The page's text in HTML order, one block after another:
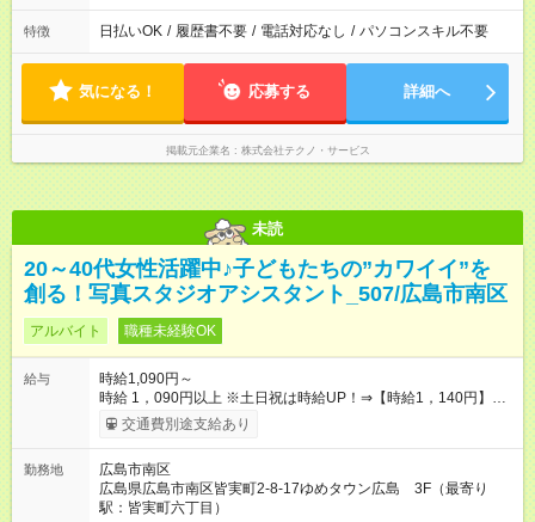
特徴 日払いOK / 履歴書不要 / 電話対応なし / パソコンスキル不要
気になる！ 応募する 詳細へ
掲載元企業名 株式会社テクノ・サービス
未読
20～40代女性活躍中♪子どもたちの”カワイイ”を
創る！写真スタジオアシスタント_507/広島市南区
アルバイト 職種未経験OK
給与
時給1,090円～
時給 1，090円以上 ※土日祝は時給UP！⇒【時給1，140円】に♪
※交通費もしっかり支給（月30,000円まで） 【時給UPのチャン
スもたくさん！やりがいも◎】 頑張りはちゃ～んと時給に反映
含む）のシフトインで 「準社員」に！⇒ 時給30円UP！ 《チャ
ンス２》社内資格をGETすると… 年2回の昇格審査クリアで、
専門スキルをGET！⇒ 時給100円以上UPも夢じゃない！ 【急な
交通費別途支給あり
勤務地
広島市南区
広島県広島市南区皆実町2-8-17ゆめタウン広島 3F（最寄り
駅：皆実町六丁目）